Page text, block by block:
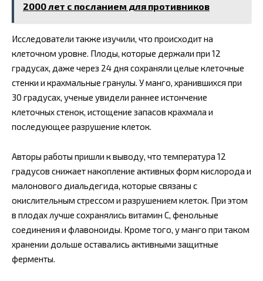
2000 лет с посланием для противников
Исследователи также изучили, что происходит на
клеточном уровне. Плоды, которые держали при 12
градусах, даже через 24 дня сохраняли целые клеточные
стенки и крахмальные гранулы. У манго, хранившихся при
30 градусах, ученые увидели раннее истончение
клеточных стенок, истощение запасов крахмала и
последующее разрушение клеток.
Авторы работы пришли к выводу, что температура 12
градусов снижает накопление активных форм кислорода и
малонового диальдегида, которые связаны с
окислительным стрессом и разрушением клеток. При этом
в плодах лучше сохранялись витамин C, фенольные
соединения и флавоноиды. Кроме того, у манго при таком
хранении дольше оставались активными защитные
ферменты.